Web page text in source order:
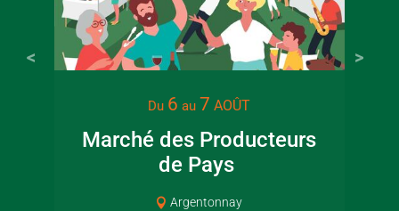
Du 6 au 7 AOÛT
Marché des Producteurs
de Pays
Argentonnay